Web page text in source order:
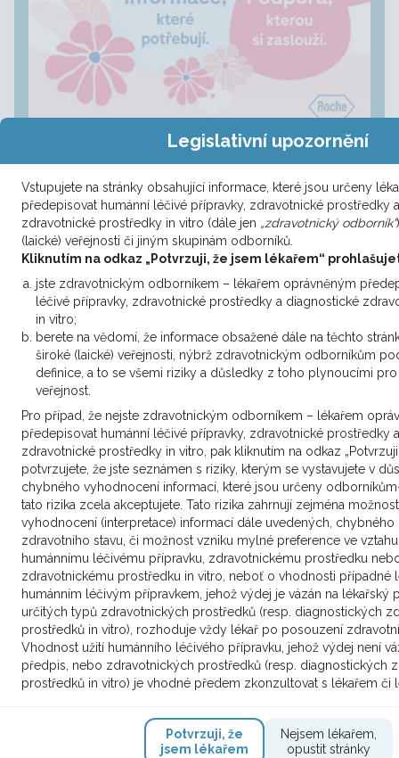
JE TO O PRSA - webové stránky pro pacientky
Kabozantinib v léčbě diferencovaných
karcinomů štítné žlázy
Další partnerská sdělení
Přihlaste se k odběru
newsletteru
Na novinky Vás rádi upozorníme. Stačí se jen
Legislativní upozornění
Vstupujete na stránky obsahující informace, které jsou určeny
předepisovat humánní léčivé přípravky, zdravotnické prostředky
zdravotnické prostředky in vitro (dále jen „zdravotnický odborník“
(laické) veřejnosti či jiným skupinám odborníků.
Kliknutím na odkaz „Potvrzuji, že jsem lékařem“
jste zdravotnickým odborníkem – lékařem oprávněným
léčivé přípravky, zdravotnické prostředky a diagnostické
in vitro;
berete na vědomí, že informace obsažené dále na těchto
široké (laické) veřejnosti, nýbrž zdravotnickým odborníkům
definice, a to se všemi riziky a důsledky z toho plynoucími
veřejnost.
Pro případ, že nejste zdravotnickým odborníkem – lékařem
předepisovat humánní léčivé přípravky, zdravotnické prostředky
zdravotnické prostředky in vitro, pak kliknutím na odkaz
potvrzujete, že jste seznámen s riziky, kterým se vystavujete v
chybného vyhodnocení informací, které jsou určeny
tato rizika zcela akceptujete. Tato rizika zahrnují zejména
vyhodnocení (interpretace) informací dále uvedených,
zdravotního stavu, či možnost vzniku mylné preference ve
humánnímu léčivému přípravku, zdravotnickému prostředku
zdravotnickému prostředku in vitro, neboť o vhodnosti případné
humánním léčivým přípravkem, jehož výdej je vázán na lékařský
určitých typů zdravotnických prostředků (resp. diagnostických
prostředků in vitro), rozhoduje vždy lékař po posouzení
Vhodnost užití humánního léčivého přípravku, jehož výdej není
předpis, nebo zdravotnických prostředků (resp. diagnostických
prostředků in vitro) je vhodné předem zkonzultovat s lékařem či
Potvrzuji, že
jsem lékařem
Nejsem lékařem,
opustit stránky